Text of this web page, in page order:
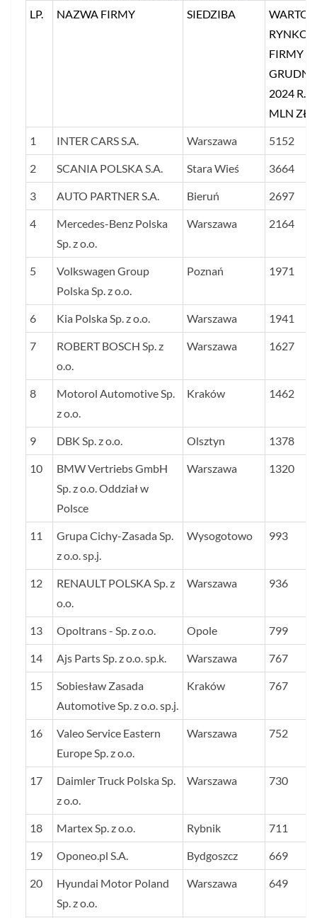
LP. NAZWA FIRMY SIEDZIBA
FIRMY W
2024 R.
MLN ZŁ)
1 INTER CARS S.A. Warszawa 5152
2 SCANIA POLSKA S.A. Stara Wieś 3664
3 AUTO PARTNER S.A. Bieruń 2697
4
Mercedes-Benz Polska
Sp. z o.o.
Warszawa 2164
5
Volkswagen Group
Polska Sp. z o.o.
Poznań 1971
6 Kia Polska Sp. z o.o. Warszawa 1941
7
ROBERT BOSCH Sp. z
o.o.
Warszawa 1627
8
Motorol Automotive Sp.
z o.o.
Kraków 1462
9 DBK Sp. z o.o. Olsztyn 1378
10
BMW Vertriebs GmbH
Sp. z o.o. Oddział w
Polsce
Warszawa 1320
11
Grupa Cichy-Zasada Sp.
z o.o. sp.j.
Wysogotowo 993
12
RENAULT POLSKA Sp. z
o.o.
Warszawa 936
13 Opoltrans - Sp. z o.o. Opole 799
14 Ajs Parts Sp. z o.o. sp.k. Warszawa 767
15
Sobiesław Zasada
Automotive Sp. z o.o. sp.j.
Kraków 767
16
Valeo Service Eastern
Europe Sp. z o.o.
Warszawa 752
17
Daimler Truck Polska Sp.
z o.o.
Warszawa 730
18 Martex Sp. z o.o. Rybnik 711
19 Oponeo.pl S.A. Bydgoszcz 669
20
Hyundai Motor Poland
Sp. z o.o.
Warszawa 649